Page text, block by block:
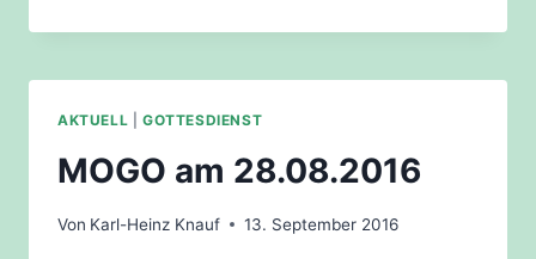
POSAUNEN
AKTUELL GOTTESDIENST
MOGO am 28.08.2016
Von Karl-Heinz Knauf 13. September 2016